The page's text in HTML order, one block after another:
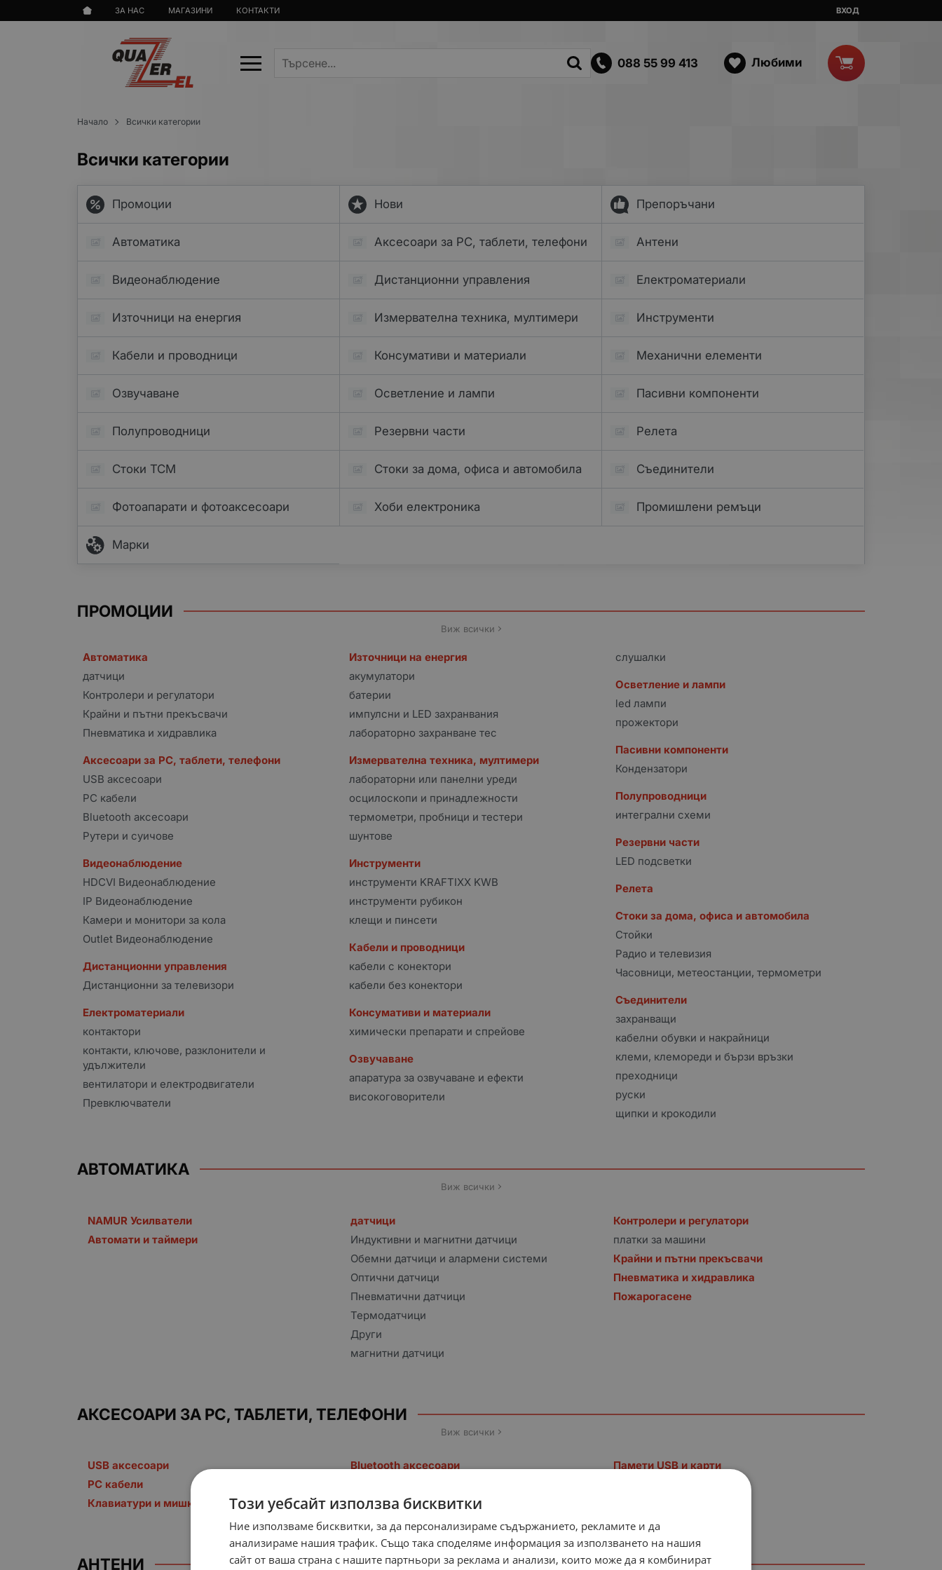
ЗА НАС МАГАЗИНИ КОНТАКТИ ВХОД
088 55 99 413 Любими
Начало Всички категории
Всички категории
Промоции Нови Препоръчани
Автоматика Аксесоари за PC, таблети, телефони Антени
Видеонаблюдение Дистанционни управления Електроматериали
Източници на енергия Измервателна техника, мултимери Инструменти
Кабели и проводници Консумативи и материали Механични елементи
Озвучаване Осветление и лампи Пасивни компоненти
Полупроводници Резервни части Релета
Стоки TCM Стоки за дома, офиса и автомобила Съединители
Фотоапарати и фотоаксесоари Хоби електроника Промишлени ремъци
Марки
ПРОМОЦИИ
Виж всички
Автоматика
датчици
Контролери и регулатори
Крайни и пътни прекъсвачи
Пневматика и хидравлика
Аксесоари за PC, таблети, телефони
USB аксесоари
PC кабели
Bluetooth аксесоари
Рутери и суичове
Видеонаблюдение
HDCVI Видеонаблюдение
IP Видеонаблюдение
Камери и монитори за кола
Outlet Видеонаблюдение
Дистанционни управления
Дистанционни за телевизори
Електроматериали
контактори
контакти, ключове, разклонители и
удължители
вентилатори и електродвигатели
Превключватели
Източници на енергия
акумулатори
батерии
импулсни и LED захранвания
лабораторно захранване тес
Измервателна техника, мултимери
лабораторни или панелни уреди
осцилоскопи и принадлежности
термометри, пробници и тестери
шунтове
Инструменти
инструменти KRAFTIXX KWB
инструменти рубикон
клещи и пинсети
Кабели и проводници
кабели с конектори
кабели без конектори
Консумативи и материали
химически препарати и спрейове
Озвучаване
апаратура за озвучаване и ефекти
високоговорители
слушалки
Осветление и лампи
led лампи
прожектори
Пасивни компоненти
Кондензатори
Полупроводници
интегрални схеми
Резервни части
LED подсветки
Релета
Стоки за дома, офиса и автомобила
Стойки
Радио и телевизия
Часовници, метеостанции, термометри
Съединители
захранващи
кабелни обувки и накрайници
клеми, клемореди и бързи връзки
преходници
руски
щипки и крокодили
АВТОМАТИКА
Виж всички
NAMUR Усилватели
Автомати и таймери
датчици
Индуктивни и магнитни датчици
Обемни датчици и алармени системи
Оптични датчици
Пневматични датчици
Термодатчици
Други
магнитни датчици
Контролери и регулатори
платки за машини
Крайни и пътни прекъсвачи
Пневматика и хидравлика
Пожарогасене
АКСЕСОАРИ ЗА PC, ТАБЛЕТИ, ТЕЛЕФОНИ
Виж всички
USB аксесоари
PC кабели
Клавиатури и мишки
Bluetooth аксесоари
Чанти, калъфи, кутии
Памети USB и карти
АНТЕНИ
Този уебсайт използва бисквитки
Ние използваме бисквитки, за да персонализираме съдържанието, рекламите и да
анализираме нашия трафик. Също така споделяме информация за използването на нашия
сайт от ваша страна с нашите партньори за реклама и анализи, които може да я комбинират